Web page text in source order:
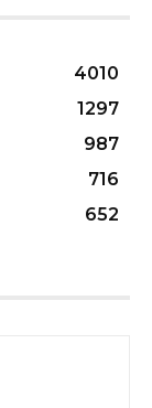
4010
1297
987
716
652